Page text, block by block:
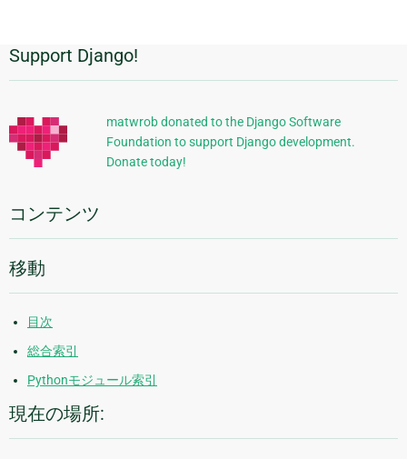
追
加
的
な
報
Support Django!
matwrob donated to the Django Software
Foundation to support Django development.
Donate today!
コンテンツ
移動
目次
総合索引
Pythonモジュール索引
現在の場所: